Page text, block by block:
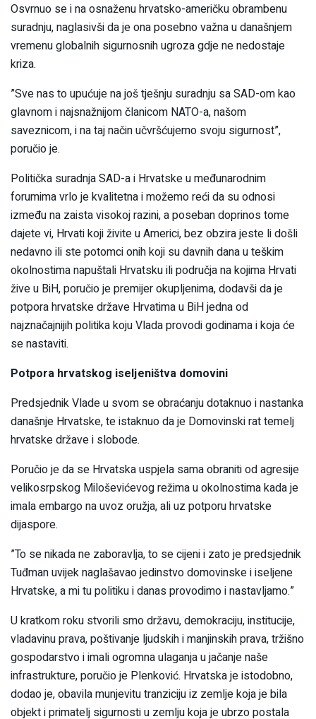
Osvrnuo se i na osnaženu hrvatsko-američku obrambenu
suradnju, naglasivši da je ona posebno važna u današnjem
vremenu globalnih sigurnosnih ugroza gdje ne nedostaje
kriza.
”Sve nas to upućuje na još tješnju suradnju sa SAD-om kao
glavnom i najsnažnijom članicom NATO-a, našom
saveznicom, i na taj način učvršćujemo svoju sigurnost”,
poručio je.
Politička suradnja SAD-a i Hrvatske u međunarodnim
forumima vrlo je kvalitetna i možemo reći da su odnosi
između na zaista visokoj razini, a poseban doprinos tome
dajete vi, Hrvati koji živite u Americi, bez obzira jeste li došli
nedavno ili ste potomci onih koji su davnih dana u teškim
okolnostima napuštali Hrvatsku ili područja na kojima Hrvati
žive u BiH, poručio je premijer okupljenima, dodavši da je
potpora hrvatske države Hrvatima u BiH jedna od
najznačajnijih politika koju Vlada provodi godinama i koja će
se nastaviti.
Potpora hrvatskog iseljeništva domovini
Predsjednik Vlade u svom se obraćanju dotaknuo i nastanka
današnje Hrvatske, te istaknuo da je Domovinski rat temelj
hrvatske države i slobode.
Poručio je da se Hrvatska uspjela sama obraniti od agresije
velikosrpskog Miloševićevog režima u okolnostima kada je
imala embargo na uvoz oružja, ali uz potporu hrvatske
dijaspore.
”To se nikada ne zaboravlja, to se cijeni i zato je predsjednik
Tuđman uvijek naglašavao jedinstvo domovinske i iseljene
Hrvatske, a mi tu politiku i danas provodimo i nastavljamo.”
U kratkom roku stvorili smo državu, demokraciju, institucije,
vladavinu prava, poštivanje ljudskih i manjinskih prava, tržišno
gospodarstvo i imali ogromna ulaganja u jačanje naše
infrastrukture, poručio je Plenković. Hrvatska je istodobno,
dodao je, obavila munjevitu tranziciju iz zemlje koja je bila
objekt i primatelj sigurnosti u zemlju koja je ubrzo postala